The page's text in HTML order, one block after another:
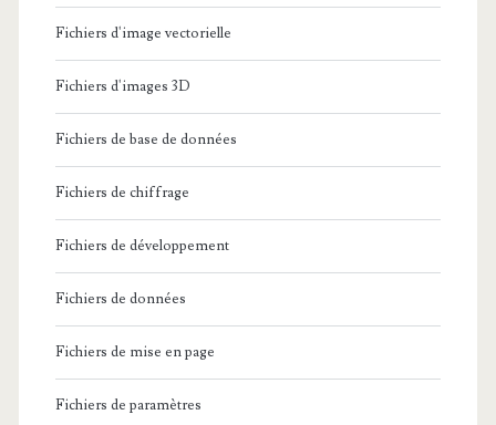
Fichiers d'image vectorielle
Fichiers d'images 3D
Fichiers de base de données
Fichiers de chiffrage
Fichiers de développement
Fichiers de données
Fichiers de mise en page
Fichiers de paramètres